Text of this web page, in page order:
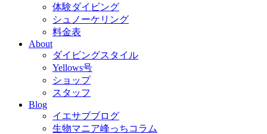
体験ダイビング
シュノーケリング
料金表
About
ダイビングスタイル
Yellows号
ショップ
スタッフ
Blog
イエサブブログ
生物マニア峰っちコラム